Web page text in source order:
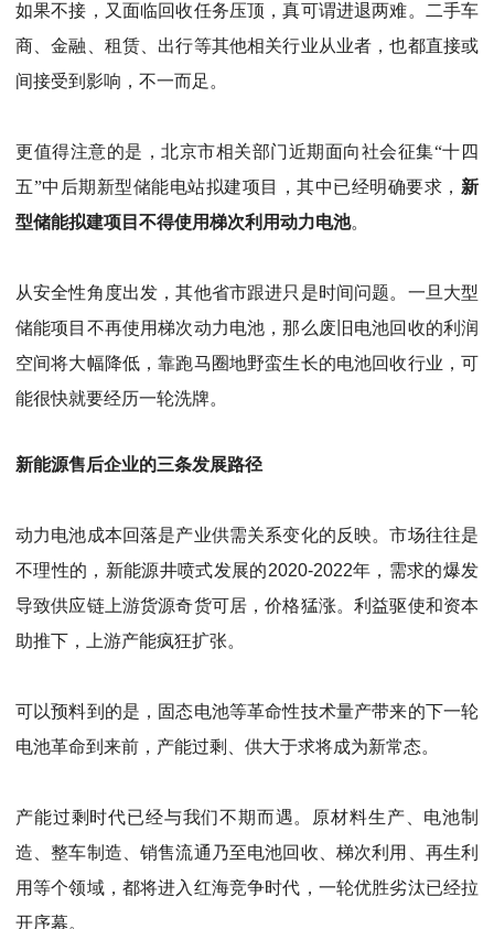
如果不接，又面临回收任务压顶，真可谓进退两难。二手车
商、金融、租赁、出行等其他相关行业从业者，也都直接或
间接受到影响，不一而足。
更值得注意的是，北京市相关部门近期面向社会征集“十四
五”中后期新型储能电站拟建项目，其中已经明确要求， 新
型储能拟建项目不得使用梯次利用动力电池。
从安全性角度出发，其他省市跟进只是时间问题。一旦大型
储能项目不再使用梯次动力电池，那么废旧电池回收的利润
空间将大幅降低，靠跑马圈地野蛮生长的电池回收行业，可
能很快就要经历一轮洗牌。
新能源售后企业的三条发展路径
动力电池成本回落是产业供需关系变化的反映。市场往往是
不理性的，新能源井喷式发展的2020-2022年，需求的爆发
导致供应链上游货源奇货可居，价格猛涨。利益驱使和资本
助推下，上游产能疯狂扩张。
可以预料到的是，固态电池等革命性技术量产带来的下一轮
电池革命到来前，产能过剩、供大于求将成为新常态。
产能过剩时代已经与我们不期而遇。原材料生产、电池制
造、整车制造、销售流通乃至电池回收、梯次利用、再生利
用等个领域，都将进入红海竞争时代，一轮优胜劣汰已经拉
开序幕。